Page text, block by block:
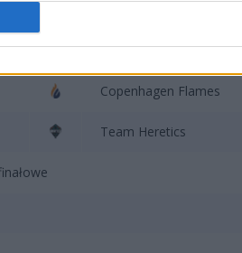
Nordavind
Copenhagen Flames
Team Heretics